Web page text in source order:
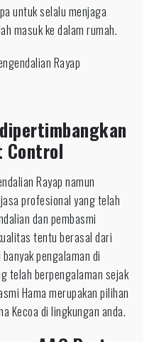
untuk selalu menjaga
masuk ke dalam rumah.
Rayap
Control
Rayap namun
profesional yang telah
dan pembasmi
tentu berasal dari
pengalaman di
telah berpengalaman sejak
Hama merupakan pilihan
Kecoa di lingkungan anda.